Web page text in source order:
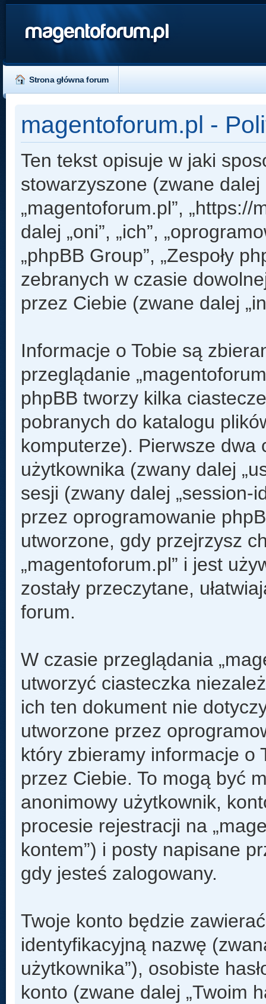
magentoforum.pl
Strona główna forum
magentoforum.pl -
Ten tekst opisuje w jaki
stowarzyszone (zwane dalej
„magentoforum.pl”,
dalej „oni”, „ich”,
„phpBB Group”, „Zespoły
zebranych w czasie
przez Ciebie (zwane dalej
Informacje o Tobie są
przeglądanie
phpBB tworzy kilka
pobranych do katalogu
komputerze). Pierwsze dwa
użytkownika (zwany dalej
sesji (zwany dalej „session-
przez oprogramowanie
utworzone, gdy przejrzysz
„magentoforum.pl” i jest
zostały przeczytane,
forum.
W czasie przeglądania
utworzyć ciasteczka
ich ten dokument nie
utworzone przez
który zbieramy informacje o
przez Ciebie. To mogą być
anonimowy użytkownik,
procesie rejestracji na
kontem”) i posty napisane
gdy jesteś zalogowany.
Twoje konto będzie
identyfikacyjną nazwę
użytkownika”), osobiste
konto (zwane dalej „Twoim